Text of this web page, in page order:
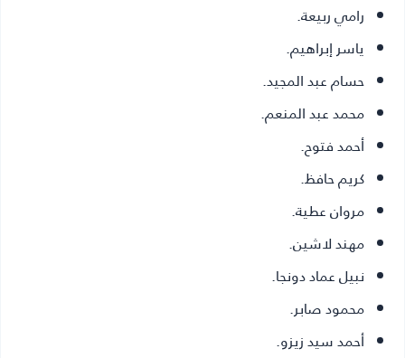
رامي ربيعة.
ياسر إبراهيم.
حسام عبد المجيد.
محمد عبد المنعم.
أحمد فتوح.
كريم حافظ.
مروان عطية.
مهند لاشين.
نبيل عماد دونجا.
محمود صابر.
أحمد سيد زيزو.